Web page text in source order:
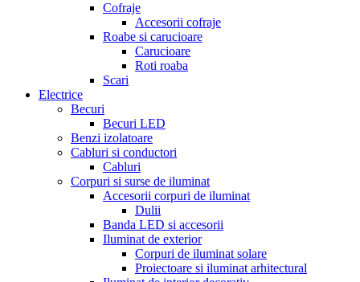
Cofraje
Accesorii cofraje
Roabe si carucioare
Carucioare
Roti roaba
Scari
Electrice
Becuri
Becuri LED
Benzi izolatoare
Cabluri si conductori
Cabluri
Corpuri si surse de iluminat
Accesorii corpuri de iluminat
Dulii
Banda LED si accesorii
Iluminat de exterior
Corpuri de iluminat solare
Proiectoare si iluminat arhitectural